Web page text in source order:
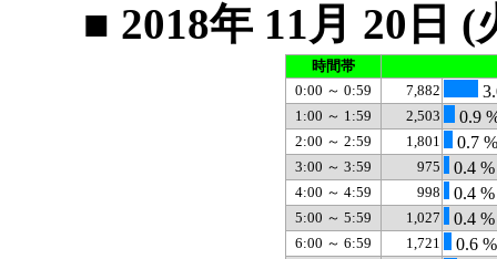
■ 2018年 11月 20日
時間帯
0:00 ～ 0:59
7,882
1:00 ～ 1:59 2,503 0.9
2:00 ～ 2:59 1,801 0.7 %
3:00 ～ 3:59 975 0.4 %
4:00 ～ 4:59 998 0.4 %
5:00 ～ 5:59 1,027 0.4 %
6:00 ～ 6:59 1,721 0.6 %